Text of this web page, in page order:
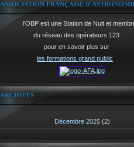
ASSOCIATION FRANÇAISE
l'OBP est une Station de Nuit et
du réseau des opérateurs 123 :
pour en savoir plus sur
les formations grand public
ARCHIVES
Décembre 2025 (2)